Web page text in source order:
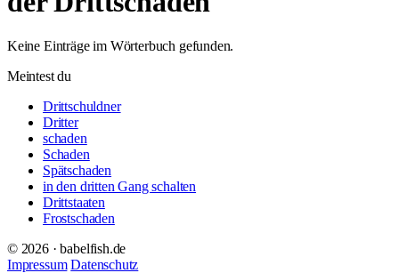
Keine Einträge im Wörterbuch gefunden.
Meintest du
Drittschuldner
Dritter
schaden
Schaden
Spätschaden
in den dritten Gang schalten
Drittstaaten
Frostschaden
© 2026 · babelfish.de
Impressum Datenschutz